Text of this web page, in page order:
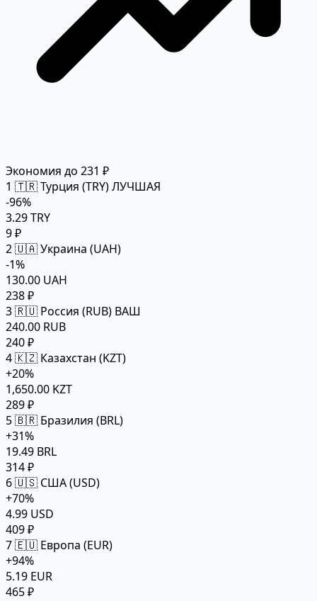
Экономия до 231 ₽
1 🇹🇷 Турция (TRY)ЛУЧШАЯ
-96%
3.29 TRY
9 ₽
2🇺🇦 Украина (UAH)
-1%
130.00 UAH
238 ₽
3🇷🇺 Россия (RUB) ВАШ
240.00 RUB
240 ₽
4🇰🇿 Казахстан (KZT)
+20%
1,650.00 KZT
289 ₽
5🇧🇷 Бразилия (BRL)
+31%
19.49 BRL
314 ₽
6🇺🇸 США (USD)
+70%
4.99 USD
409 ₽
7🇪🇺 Европа (EUR)
+94%
5.19 EUR
465 ₽